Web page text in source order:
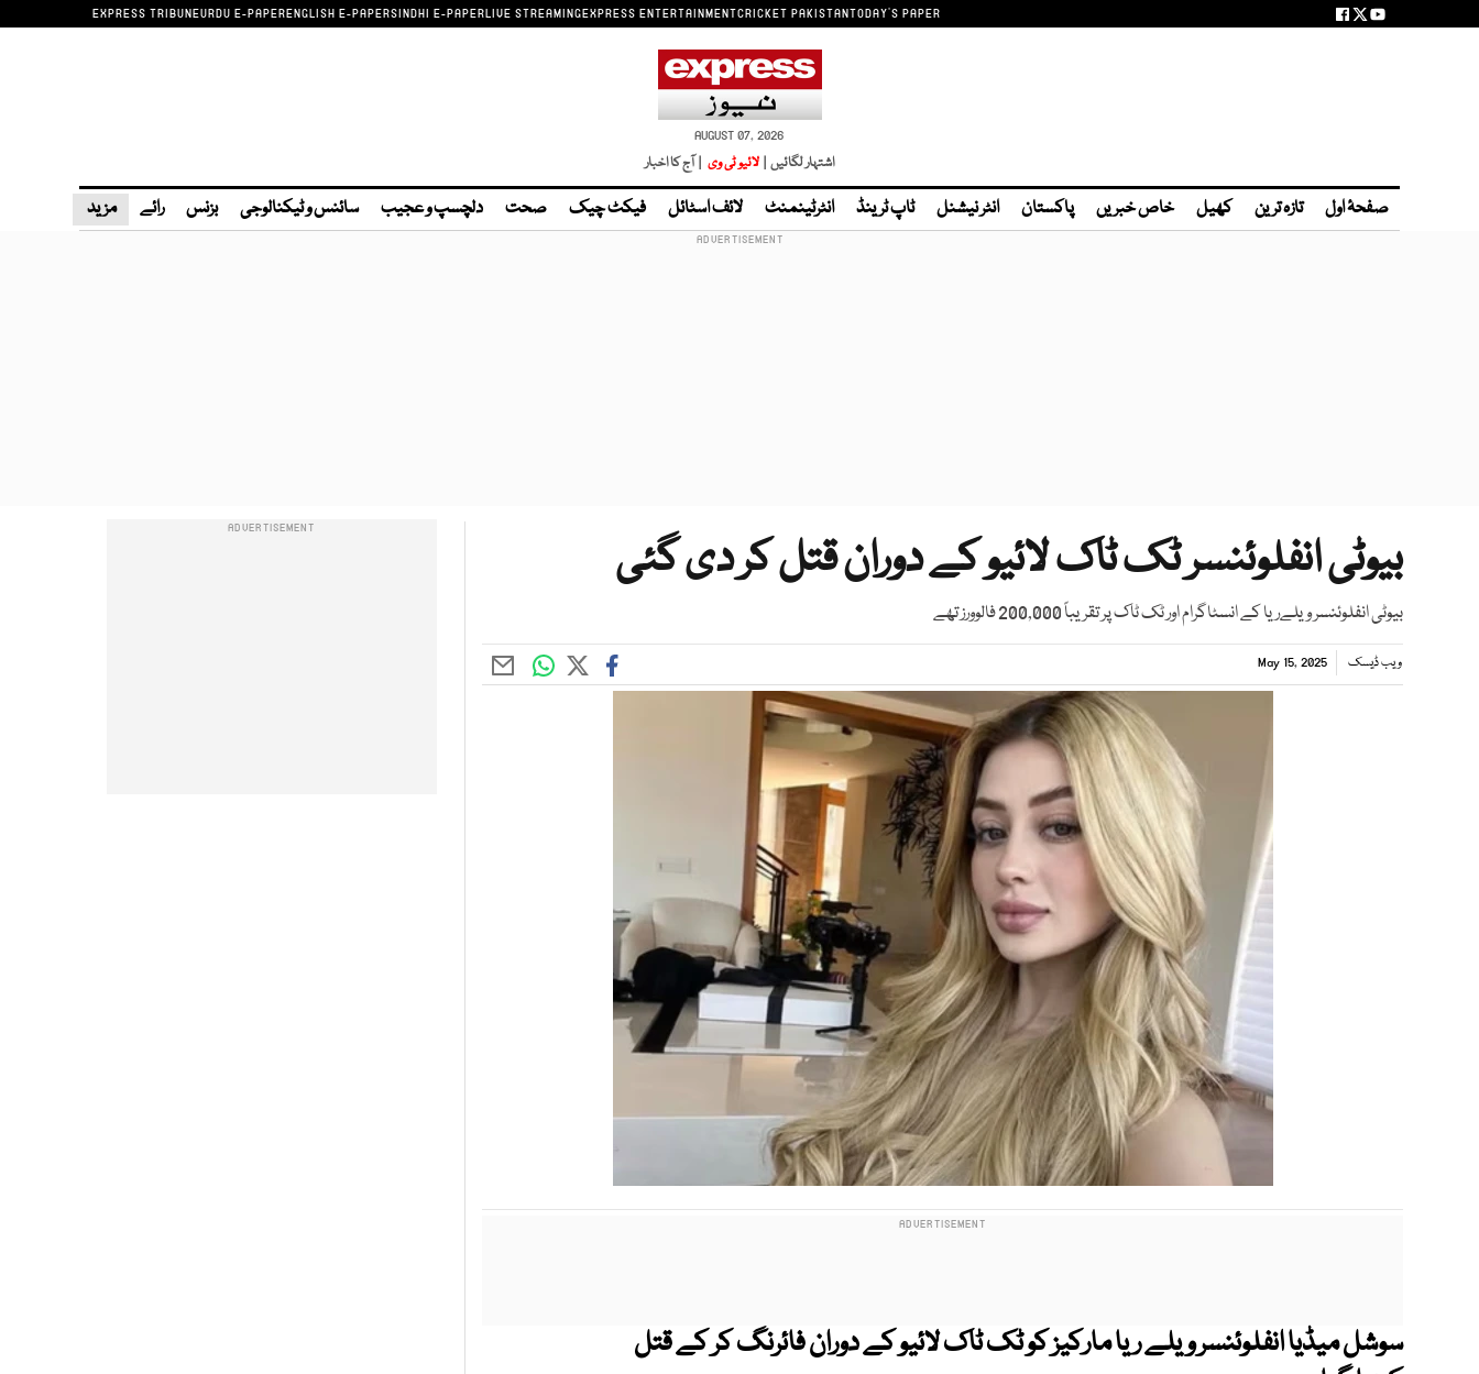
EXPRESS TRIBUNEURDU E-PAPERENGLISH E-PAPERSINDHI E-PAPERLIVE STREAMINGEXPRESS ENTERTAINMENTCRICKET PAKISTANTODAY'S PAPER
AUGUST 07, 2026
اشتہار لگائیں | لائیو ٹی وی | آج کا اخبار
صفحۂ اول تازہ ترین کھیل خاص خبریں پاکستان انٹر نیشنل ٹاپ ٹرینڈ انٹرٹینمنٹ لائف اسٹائل فیکٹ چیک صحت دلچسپ و عجیب سائنس و ٹیکنالوجی بزنس رائے مزید
بیوٹی انفلوئنسر ٹک ٹاک لائیو کے دوران قتل کر دی گئی
بیوٹی انفلوئنسر ویلےریا کے انسٹاگرام اور ٹک ٹاک پر تقریباً 200,000 فالوورز تھے
ویب ڈیسک May 15, 2025
سوشل میڈیا انفلوئنسر ویلے ریا مارکیز کو ٹک ٹاک لائیو کے دوران فائرنگ کر کے قتل